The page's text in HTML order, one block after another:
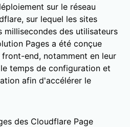
sur le réseau
sur lequel les sites
millisecondes des utilisateurs
Pages a été conçue
end, notamment en leur
temps de configuration et
afin d'accélérer le
des Cloudflare Page